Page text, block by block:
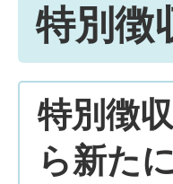
特別徴
特別徴
ら新た